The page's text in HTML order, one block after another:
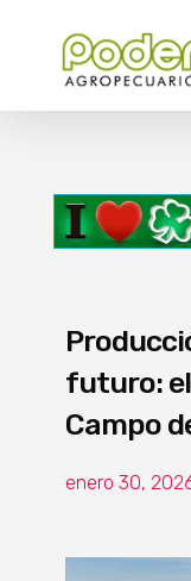
futuro: el
Campo
enero 30,